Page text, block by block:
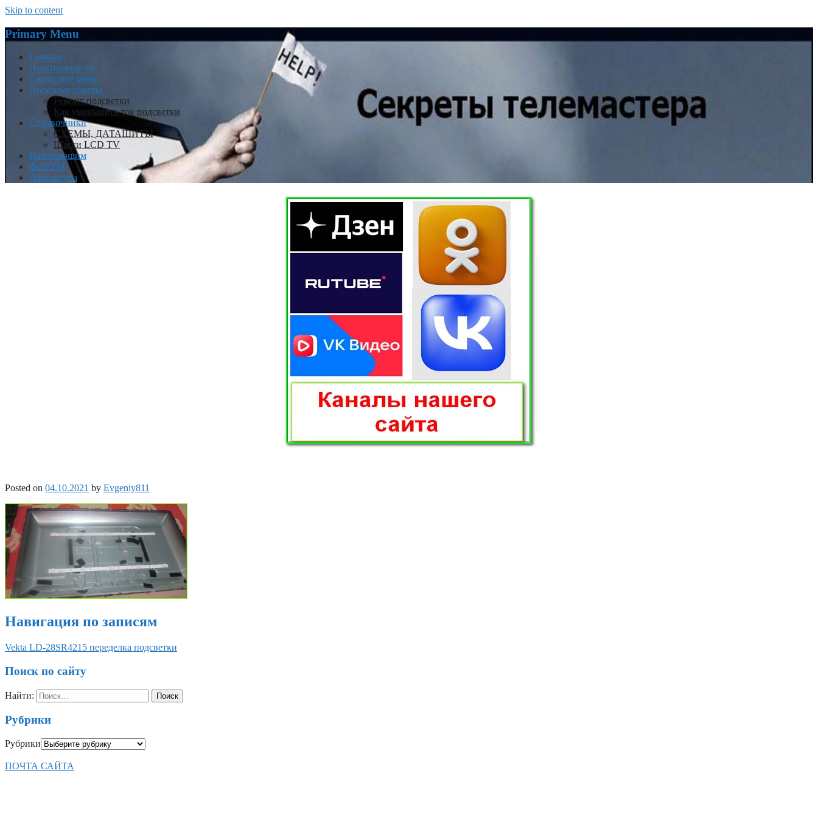
Skip to content
Primary Menu
Главная
Неисправности
Сервисное меню
Полезные советы
Ремонт подсветки
Как уменьшить ток подсветки
Справочники
СХЕМЫ, ДАТАШИТЫ
Шасси LCD TV
Начинающим
ФОРУМ
Литература
Posted on 04.10.2021 by Evgeniy811
Навигация по записям
Vekta LD-28SR4215 переделка подсветки
Поиск по сайту
Найти:
Рубрики
Рубрики
ПОЧТА САЙТА